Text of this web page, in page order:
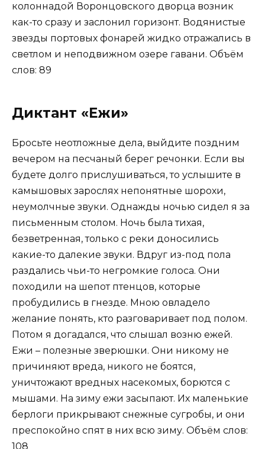
колоннадой Воронцовского дворца возник
как-то сразу и заслонил горизонт. Водянистые
звезды портовых фонарей жидко отражались в
светлом и неподвижном озере гавани. Объём
слов: 89
Диктант «Ежи»
Бросьте неотложные дела, выйдите поздним
вечером на песчаный берег речонки. Если вы
будете долго прислушиваться, то услышите в
камышовых зарослях непонятные шорохи,
неумолчные звуки. Однажды ночью сидел я за
письменным столом. Ночь была тихая,
безветренная, только с реки доносились
какие-то далекие звуки. Вдруг из-под пола
раздались чьи-то негромкие голоса. Они
походили на шепот птенцов, которые
пробудились в гнезде. Мною овладело
желание понять, кто разговаривает под полом.
Потом я догадался, что слышал возню ежей.
Ежи – полезные зверюшки. Они никому не
причиняют вреда, никого не боятся,
уничтожают вредных насекомых, борются с
мышами. На зиму ежи засыпают. Их маленькие
берлоги прикрывают снежные сугробы, и они
преспокойно спят в них всю зиму. Объём слов:
108